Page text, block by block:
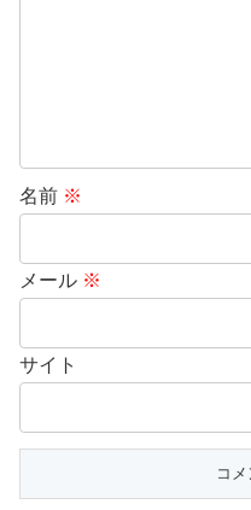
名前 ※
メール ※
サイト